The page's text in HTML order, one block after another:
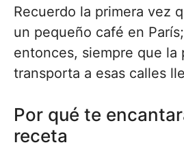
Recuerdo la primera vez
un pequeño café en
entonces, siempre que la
transporta a esas calles
Por qué te
receta